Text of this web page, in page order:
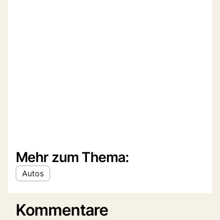
Mehr zum Thema:
Autos
Kommentare